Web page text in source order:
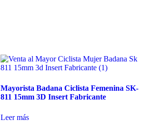
Mayorista Badana Ciclista Femenina SK-
811 15mm 3D Insert Fabricante
Leer más